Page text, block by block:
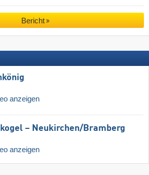
Bericht
anzeigen
– Neukirchen/​Bramberg
anzeigen